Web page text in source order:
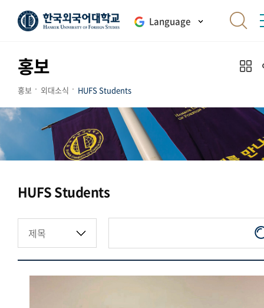
Language
홍보
홍보 외대소식 HUFS Students
HUFS Students